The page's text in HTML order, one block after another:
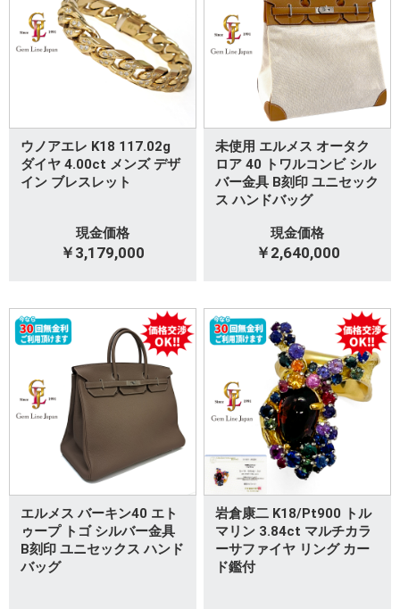
ウノアエレ K18 117.02g
ダイヤ 4.00ct メンズ デザ
イン ブレスレット
現金価格
￥3,179,000
未使用 エルメス オータク
ロア 40 トワルコンビ シル
バー金具 B刻印 ユニセック
ス ハンドバッグ
現金価格
￥2,640,000
エルメス バーキン40 エト
ゥープ トゴ シルバー金具
B刻印 ユニセックス ハンド
バッグ
岩倉康二 K18/Pt900 トル
マリン 3.84ct マルチカラ
ーサファイヤ リング カー
ド鑑付